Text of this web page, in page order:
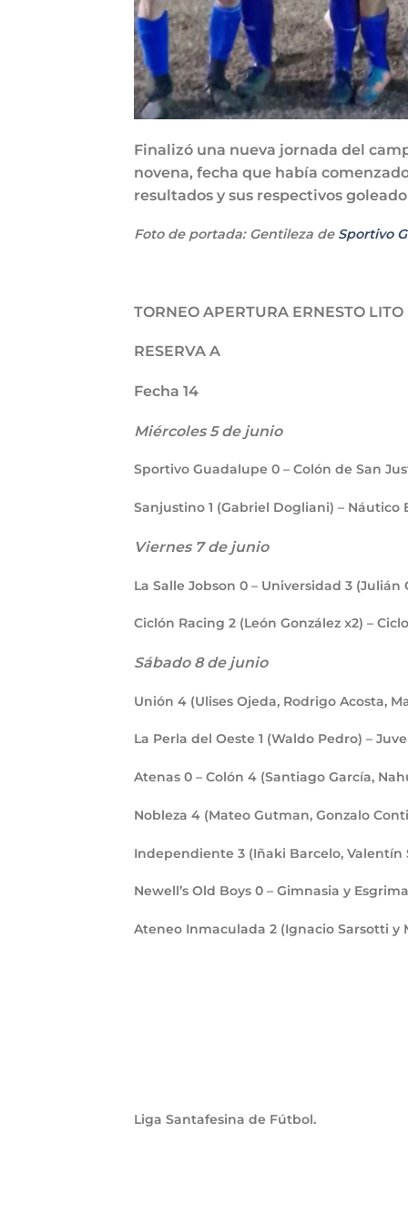
Finalizó una nueva jornada del
novena, fecha que había
resultados y sus respectivos
Foto de portada: Gentileza de Sportivo
TORNEO APERTURA ERNESTO
RESERVA A
Fecha 14
Miércoles 5 de junio
Sportivo Guadalupe 0 – Colón de San
Sanjustino 1 (Gabriel Dogliani) – Náutico
Viernes 7 de junio
La Salle Jobson 0 – Universidad 3 (Julián
Ciclón Racing 2 (León González x2) –
Sábado 8 de junio
Unión 4 (Ulises Ojeda, Rodrigo Acosta,
La Perla del Oeste 1 (Waldo Pedro) –
Atenas 0 – Colón 4 (Santiago García,
Nobleza 4 (Mateo Gutman, Gonzalo
Independiente 3 (Iñaki Barcelo, Valentín
Newell’s Old Boys 0 – Gimnasia y
Ateneo Inmaculada 2 (Ignacio Sarsotti y
Liga Santafesina de Fútbol.